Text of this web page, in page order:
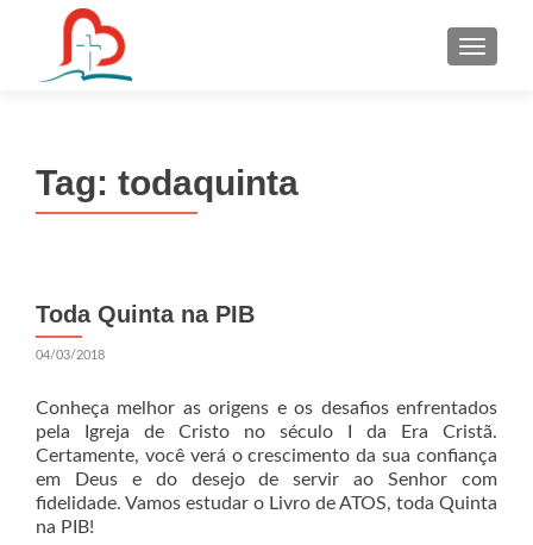
Tag: todaquinta
Toda Quinta na PIB
04/03/2018
Conheça melhor as origens e os desafios enfrentados
pela Igreja de Cristo no século I da Era Cristã.
Certamente, você verá o crescimento da sua confiança
em Deus e do desejo de servir ao Senhor com
fidelidade. Vamos estudar o Livro de ATOS, toda Quinta
na PIB!